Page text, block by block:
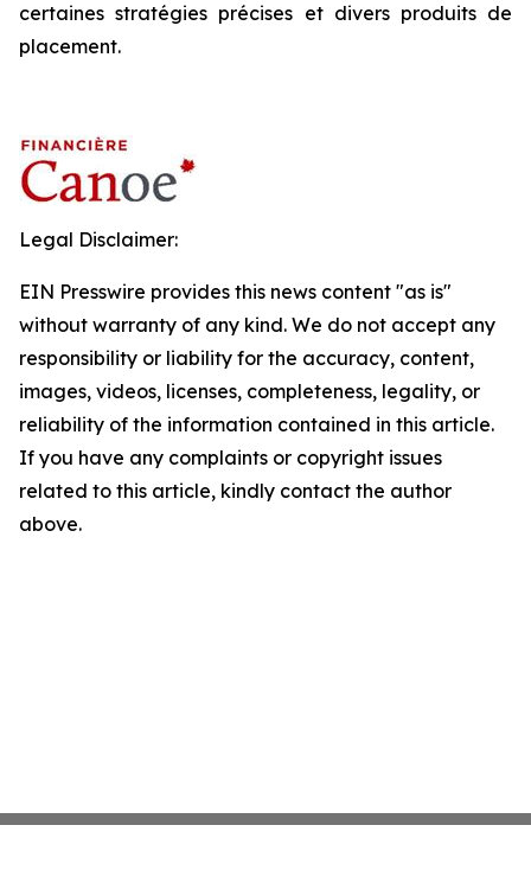
certaines stratégies précises et divers produits de
placement.
Legal Disclaimer:
EIN Presswire provides this news content "as is"
without warranty of any kind. We do not accept any
responsibility or liability for the accuracy, content,
images, videos, licenses, completeness, legality, or
reliability of the information contained in this article.
If you have any complaints or copyright issues
related to this article, kindly contact the author
above.